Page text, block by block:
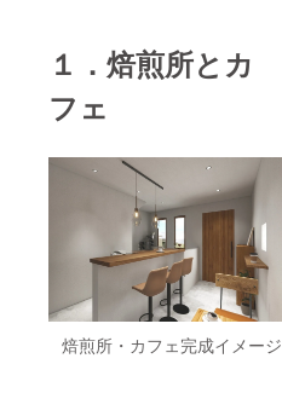
１．焙煎所とカ
フェ
焙煎所・カフェ完成イメージ